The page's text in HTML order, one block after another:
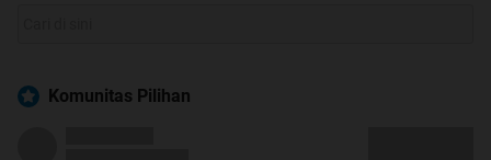
Komunitas Pilihan